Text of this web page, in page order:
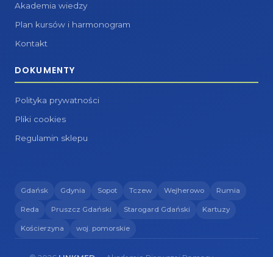
Akademia wiedzy
Plan kursów i harmonogram
Kontakt
DOKUMENTY
Polityka prywatności
Pliki cookies
Regulamin sklepu
Gdańsk Gdynia Sopot Tczew Wejherowo Rumia
Reda Pruszcz Gdański Starogard Gdański Kartuzy
Kościerzyna woj. pomorskie